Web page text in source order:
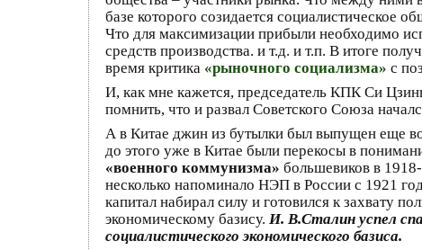
базе которого созидается социалистическое
Что для максимизации прибыли необходимо
средств производства. и т.д. и т.п. В итоге
время критика «рыночного социализма» с
И, как мне кажется, председатель КПК Си
помнить, что и развал Советского Союза
А в Китае джин из бутылки был выпущен еще
до этого уже в Китае были перекосы в
«военного коммунизма» большевиков в
несколько напоминало НЭП в России с 1921
капитал набирал силу и готовился к захвату
экономическому базису. И. В.Сталин успел
социалистического экономического базиса.